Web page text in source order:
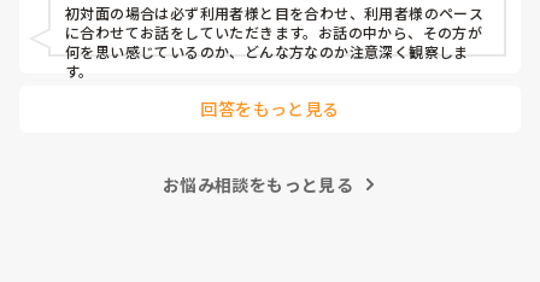
初対面の場合は必ず利用者様と目を合わせ、利用者様のペース
に合わせてお話をしていただきます。お話の中から、その方が
何を思い感じているのか、どんな方なのか注意深く観察しま
す。
回答をもっと見る
お悩み相談をもっと見る